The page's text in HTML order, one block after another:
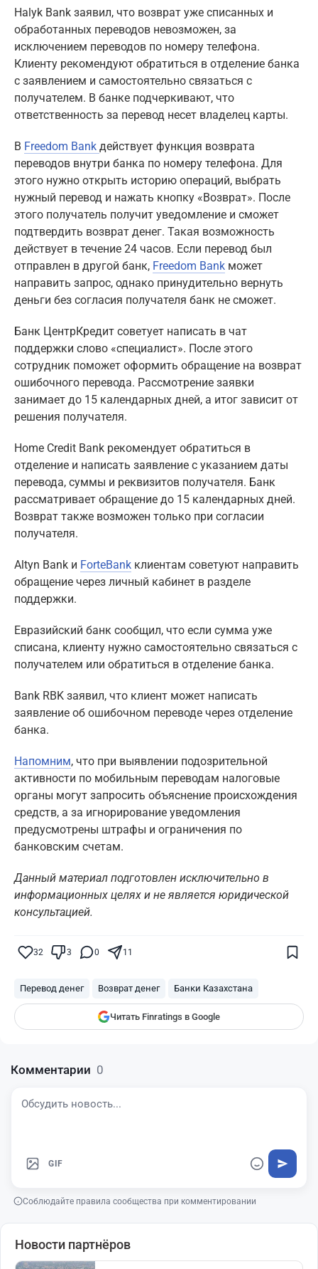
Halyk Bank заявил, что возврат уже списанных и
обработанных переводов невозможен, за
исключением переводов по номеру телефона.
Клиенту рекомендуют обратиться в отделение банка
с заявлением и самостоятельно связаться с
получателем. В банке подчеркивают, что
ответственность за перевод несет владелец карты.
В Freedom Bank действует функция возврата
переводов внутри банка по номеру телефона. Для
этого нужно открыть историю операций, выбрать
нужный перевод и нажать кнопку «Возврат». После
этого получатель получит уведомление и сможет
подтвердить возврат денег. Такая возможность
действует в течение 24 часов. Если перевод был
отправлен в другой банк, Freedom Bank может
направить запрос, однако принудительно вернуть
деньги без согласия получателя банк не сможет.
Банк ЦентрКредит советует написать в чат
поддержки слово «специалист». После этого
сотрудник поможет оформить обращение на возврат
ошибочного перевода. Рассмотрение заявки
занимает до 15 календарных дней, а итог зависит от
решения получателя.
Home Credit Bank рекомендует обратиться в
отделение и написать заявление с указанием даты
перевода, суммы и реквизитов получателя. Банк
рассматривает обращение до 15 календарных дней.
Возврат также возможен только при согласии
получателя.
Altyn Bank и ForteBank клиентам советуют направить
обращение через личный кабинет в разделе
поддержки.
Евразийский банк сообщил, что если сумма уже
списана, клиенту нужно самостоятельно связаться с
получателем или обратиться в отделение банка.
Bank RBK заявил, что клиент может написать
заявление об ошибочном переводе через отделение
банка.
Напомним, что при выявлении подозрительной
активности по мобильным переводам налоговые
органы могут запросить объяснение происхождения
средств, а за игнорирование уведомления
предусмотрены штрафы и ограничения по
банковским счетам.
Данный материал подготовлен исключительно в
информационных целях и не является юридической
консультацией.
32 3 0 11
Перевод денег Возврат денег Банки Казахстана
Читать Finratings в Google
показываться вам
Комментарии 0
GIF
Соблюдайте правила сообщества при комментировании